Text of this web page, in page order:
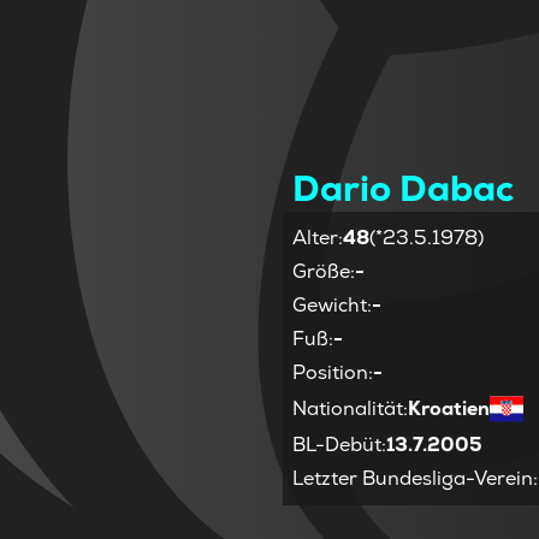
Dario Dabac
Alter:48(*23.5.1978)
Größe:-
Gewicht:-
Fuß:-
Position:-
Nationalität:Kroatien
BL-Debüt:13.7.2005
Letzter Bundesliga-Verein: